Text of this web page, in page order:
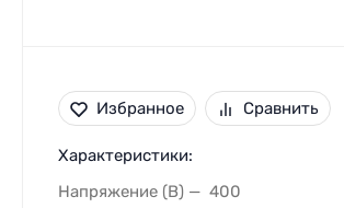
Избранное Сравнить
Характеристики:
Напряжение (В)
400